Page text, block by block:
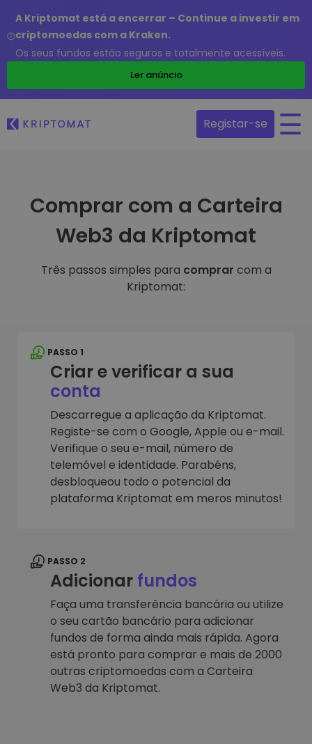
A Kriptomat está a encerrar – Continue a investir em
criptomoedas com a Kraken.
Os seus fundos estão seguros e totalmente acessíveis.
Ler anúncio
Registar-se
Comprar com a Carteira
Web3 da Kriptomat
Três passos simples para comprar com a
Kriptomat:
PASSO 1
Criar e verificar a sua
conta
Descarregue a aplicação da Kriptomat.
Registe-se com o Google, Apple ou e-mail.
Verifique o seu e-mail, número de
telemóvel e identidade. Parabéns,
desbloqueou todo o potencial da
plataforma Kriptomat em meros minutos!
PASSO 2
Adicionar fundos
Faça uma transferência bancária ou utilize
o seu cartão bancário para adicionar
fundos de forma ainda mais rápida. Agora
está pronto para comprar e mais de 2000
outras criptomoedas com a Carteira
Web3 da Kriptomat.